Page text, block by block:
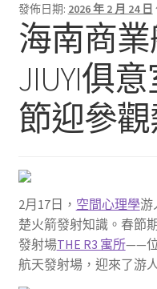
發佈日期: 2026 年 2 月 24 日
海南商
JIUYI俱
節迎參
2月17日， 空間心理學游
楚火箭發射知識。春節
發射場THE R3 寓所——位
航天發射場，迎來了游